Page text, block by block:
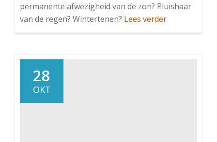
permanente afwezigheid van de zon? Pluishaar
van de regen? Wintertenen? Lees verderOverColumn:
28
OKT